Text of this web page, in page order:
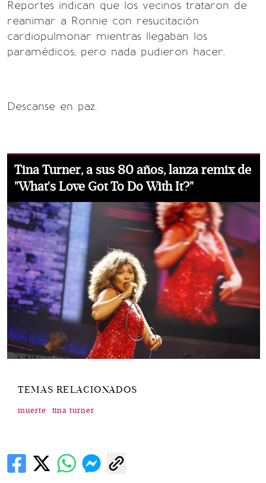
Reportes indican que los vecinos trataron de
reanimar a Ronnie con resucitación
cardiopulmonar mientras llegaban los
paramédicos, pero nada pudieron hacer.
Descanse en paz.
Tina Turner, a sus 80 años, lanza remix de
"What's Love Got To Do With It?"
TEMAS RELACIONADOS
muerte tina turner